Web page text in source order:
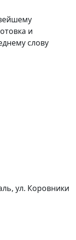
и
слову
ул. Коровники